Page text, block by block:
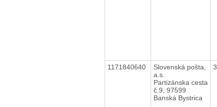
1171840640
Slovenská pošta,
a.s.
Partizánska cesta
č.9, 97599
Banská Bystrica